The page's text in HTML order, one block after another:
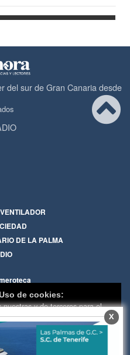
del sur de Gran Canaria desde
DE LA PALMA
de los lectores
de imágenes
Editoriales
X
de cookies:
nuestras y de terceros para el
digital. Puedes consultar la lista
desconectarlas.Ver nuestra
y Cookies